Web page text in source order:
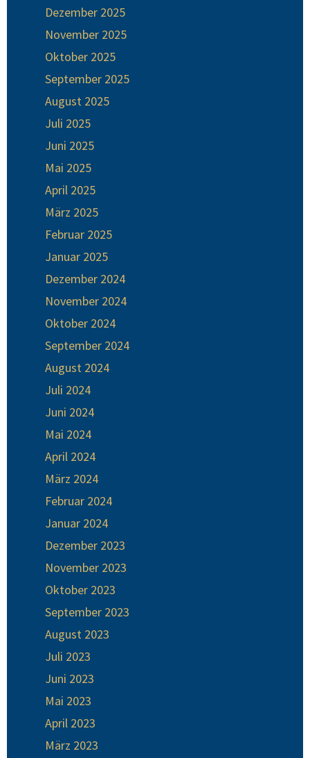
Dezember 2025
November 2025
Oktober 2025
September 2025
August 2025
Juli 2025
Juni 2025
Mai 2025
April 2025
März 2025
Februar 2025
Januar 2025
Dezember 2024
November 2024
Oktober 2024
September 2024
August 2024
Juli 2024
Juni 2024
Mai 2024
April 2024
März 2024
Februar 2024
Januar 2024
Dezember 2023
November 2023
Oktober 2023
September 2023
August 2023
Juli 2023
Juni 2023
Mai 2023
April 2023
März 2023